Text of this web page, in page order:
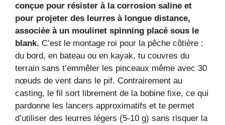
conçue pour résister à la corrosion saline et
pour projeter des leurres à longue distance,
associée à un moulinet spinning placé sous le
blank. C’est le montage roi pour la pêche côtière :
du bord, en bateau ou en kayak, tu couvres du
terrain sans t’emmêler les pinceaux même avec 30
nœuds de vent dans le pif. Contrairement au
casting, le fil sort librement de la bobine fixe, ce qui
pardonne les lancers approximatifs et te permet
d’utiliser des leurres légers (5‑10 g) sans risquer la